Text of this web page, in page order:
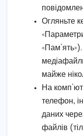
Огляньте
майже
На
телефон,
даних
файлів